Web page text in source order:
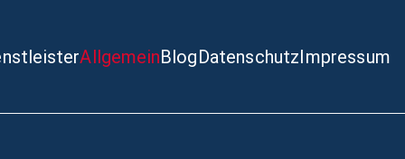
AllgemeinBlogDatenschutzImpressum